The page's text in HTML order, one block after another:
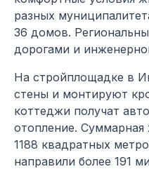
разных
36 домов.
дорогами и
На стройплощадке в
стены и монтируют
коттеджи получат
отопление.
1188 квадратных
направили более 191